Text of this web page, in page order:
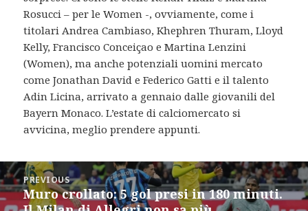
Rosucci – per le Women -, ovviamente, come i
titolari Andrea Cambiaso, Khephren Thuram, Lloyd
Kelly, Francisco Conceiçao e Martina Lenzini
(Women), ma anche potenziali uomini mercato
come Jonathan David e Federico Gatti e il talento
Adin Licina, arrivato a gennaio dalle giovanili del
Bayern Monaco. L’estate di calciomercato si
avvicina, meglio prendere appunti.
Post
navigation
PREVIOUS
Previous
Muro crollato: 5 gol presi in 180 minuti.